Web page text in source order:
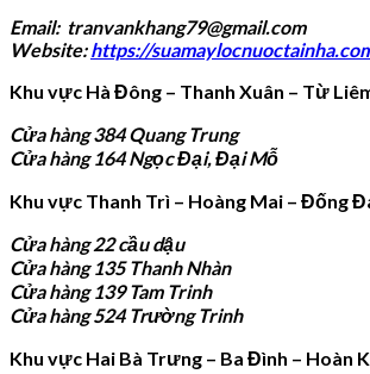
Email: tranvankhang79@gmail.com
Website:https://
Khu vực Hà Đông – Thanh Xuân – Từ
Cửa hàng 384 Quang Trung
Cửa hàng 164 Ngọc Đại, Đại Mỗ
Khu vực Thanh Trì – Hoàng Mai – Đống
Cửa hàng 22 cầu dậu
Cửa hàng 135 Thanh Nhàn
Cửa hàng 139 Tam Trinh
Cửa hàng 524 Trường Trinh
Khu vực Hai Bà Trưng – Ba Đình – Hoàn